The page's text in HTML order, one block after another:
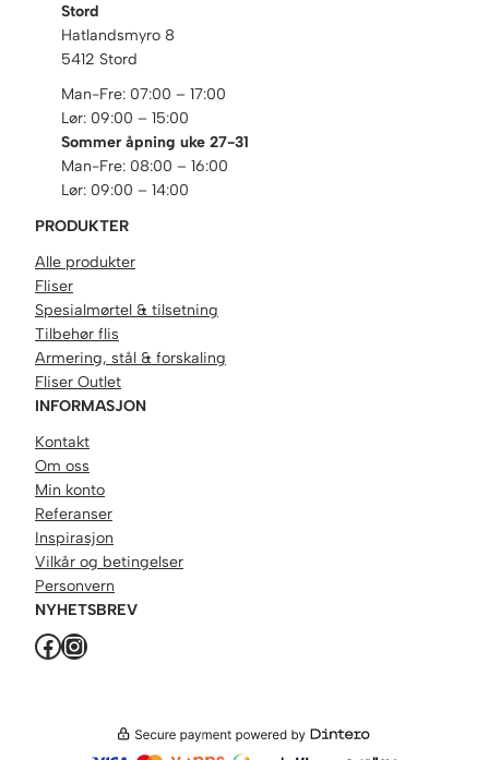
Stord
Hatlandsmyro 8
5412 Stord
Man-Fre: 07:00 – 17:00
Lør: 09:00 – 15:00
Sommer åpning uke 27-31
Man-Fre: 08:00 – 16:00
Lør: 09:00 – 14:00
PRODUKTER
Alle produkter
Fliser
Spesialmørtel & tilsetning
Tilbehør flis
Armering, stål & forskaling
Fliser Outlet
INFORMASJON
Kontakt
Om oss
Min konto
Referanser
Inspirasjon
Vilkår og betingelser
Personvern
NYHETSBREV
Facebook Instagram